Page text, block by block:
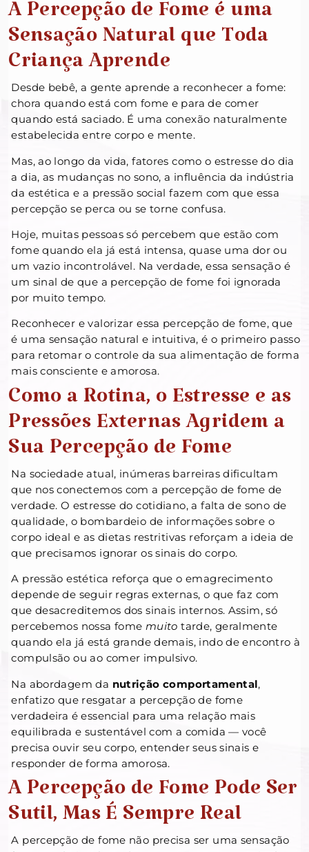
A Percepção de Fome é uma
Sensação Natural que Toda
Criança Aprende
Desde bebê, a gente aprende a reconhecer a fome:
chora quando está com fome e para de comer
quando está saciado. É uma conexão naturalmente
estabelecida entre corpo e mente.
Mas, ao longo da vida, fatores como o estresse do dia
a dia, as mudanças no sono, a influência da indústria
da estética e a pressão social fazem com que essa
percepção se perca ou se torne confusa.
Hoje, muitas pessoas só percebem que estão com
fome quando ela já está intensa, quase uma dor ou
um vazio incontrolável. Na verdade, essa sensação é
um sinal de que a percepção de fome foi ignorada
por muito tempo.
Reconhecer e valorizar essa percepção de fome, que
é uma sensação natural e intuitiva, é o primeiro passo
para retomar o controle da sua alimentação de forma
mais consciente e amorosa.
Como a Rotina, o Estresse e as
Pressões Externas Agridem a
Sua Percepção de Fome
Na sociedade atual, inúmeras barreiras dificultam
que nos conectemos com a percepção de fome de
verdade. O estresse do cotidiano, a falta de sono de
qualidade, o bombardeio de informações sobre o
corpo ideal e as dietas restritivas reforçam a ideia de
que precisamos ignorar os sinais do corpo.
A pressão estética reforça que o emagrecimento
depende de seguir regras externas, o que faz com
que desacreditemos dos sinais internos. Assim, só
percebemos nossa fome muito tarde, geralmente
quando ela já está grande demais, indo de encontro à
compulsão ou ao comer impulsivo.
Na abordagem da nutrição comportamental,
enfatizo que resgatar a percepção de fome
verdadeira é essencial para uma relação mais
equilibrada e sustentável com a comida — você
precisa ouvir seu corpo, entender seus sinais e
responder de forma amorosa.
A Percepção de Fome Pode Ser
Sutil, Mas É Sempre Real
A percepção de fome não precisa ser uma sensação